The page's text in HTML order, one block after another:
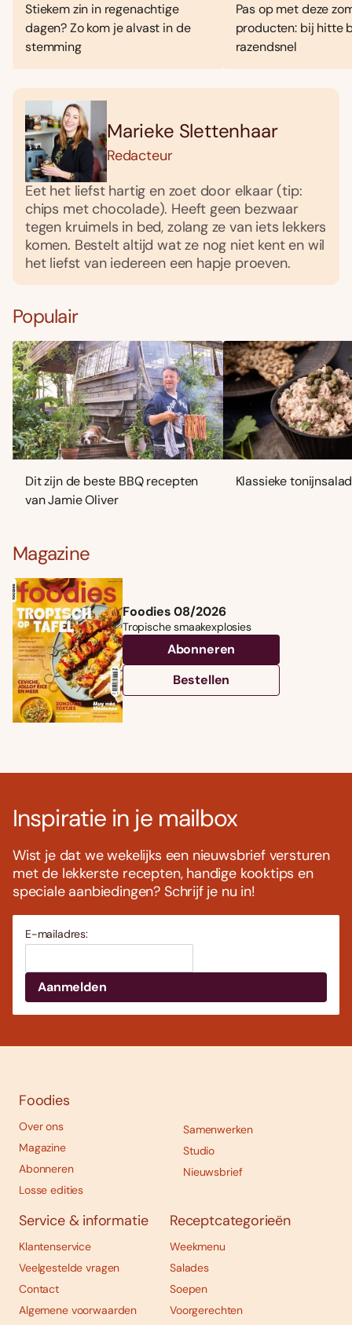
Stiekem zin in regenachtige
dagen? Zo kom je alvast in de
stemming
Pas op met deze
producten: bij hitte
razendsnel
Marieke Slettenhaar
Redacteur
Eet het liefst hartig en zoet door elkaar (tip:
chips met chocolade). Heeft geen bezwaar
tegen kruimels in bed, zolang ze van iets lekkers
komen. Bestelt altijd wat ze nog niet kent en wil
het liefst van iedereen een hapje proeven.
Populair
Dit zijn de beste BBQ recepten
van Jamie Oliver
Klassieke
Magazine
Foodies 08/2026
Tropische smaakexplosies
Abonneren
Bestellen
Inspiratie in je mailbox
Wist je dat we wekelijks een nieuwsbrief versturen
met de lekkerste recepten, handige kooktips en
speciale aanbiedingen? Schrijf je nu in!
E-mailadres:
Foodies
Over ons
Magazine
Abonneren
Losse edities
Samenwerken
Studio
Nieuwsbrief
Service & informatie
Klantenservice
Veelgestelde vragen
Contact
Algemene voorwaarden
Receptcategorieën
Weekmenu
Salades
Soepen
Voorgerechten